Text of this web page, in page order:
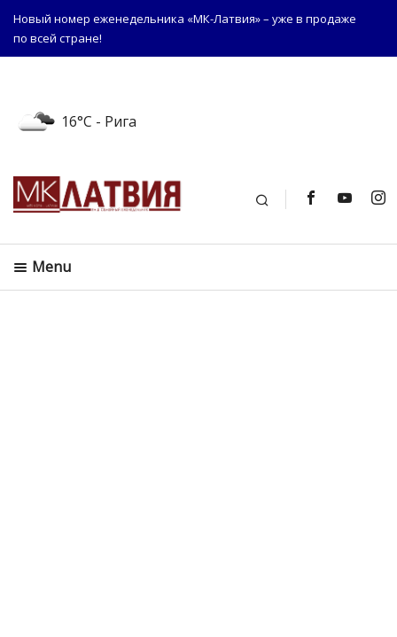
Новый номер еженедельника «МК-Латвия» – уже в продаже
по всей стране!
16°C - Рига
Поиск
Menu